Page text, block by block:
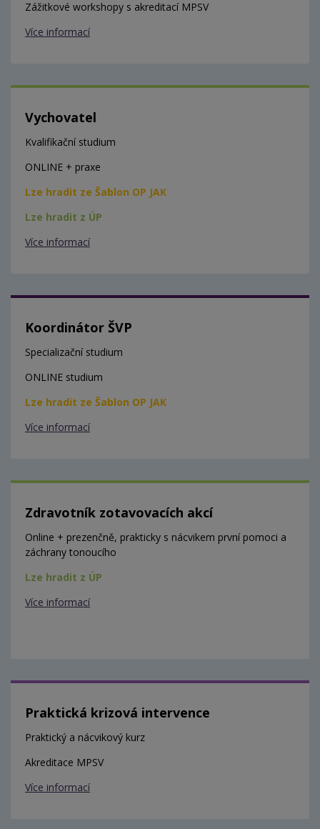
Zážitkové workshopy s akreditací MPSV
Více informací
Vychovatel
Kvalifikační studium
ONLINE + praxe
Lze hradit ze Šablon OP JAK
Lze hradit z ÚP
Více informací
Koordinátor ŠVP
Specializační studium
ONLINE studium
Lze hradit ze Šablon OP JAK
Více informací
Zdravotník zotavovacích akcí
Online + prezenčně, prakticky s nácvikem první pomoci a
záchrany tonoucího
Lze hradit z ÚP
Více informací
Praktická krizová intervence
Praktický a nácvikový kurz
Akreditace MPSV
Více informací